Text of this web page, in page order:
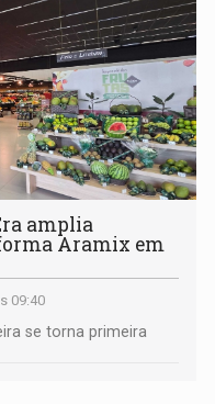
amplia
Aramix em
09:40
se torna primeira